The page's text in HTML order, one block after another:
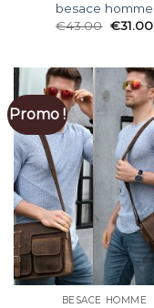
besace homme
€43.00 €31.00
Promo !
BESACE HOMME